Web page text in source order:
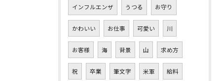
インフルエンザ うつる お守り
かわいい お仕事 可愛い 川
お客様 海 背景 山 求め方
祝 卒業 筆文字 米軍 給料